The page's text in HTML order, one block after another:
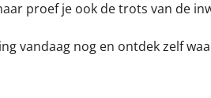
proef je ook de trots van de
vandaag nog en ontdek zelf